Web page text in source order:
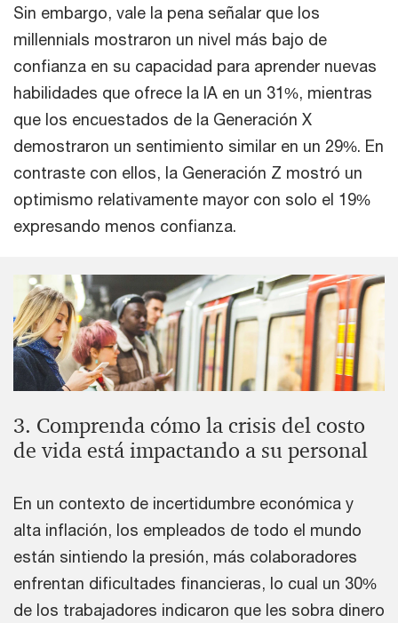
Sin embargo, vale la pena señalar que los
millennials mostraron un nivel más bajo de
confianza en su capacidad para aprender nuevas
habilidades que ofrece la IA en un 31%, mientras
que los encuestados de la Generación X
demostraron un sentimiento similar en un 29%. En
contraste con ellos, la Generación Z mostró un
optimismo relativamente mayor con solo el 19%
expresando menos confianza.
3. Comprenda cómo la crisis del costo
de vida está impactando a su personal
En un contexto de incertidumbre económica y
alta inflación, los empleados de todo el mundo
están sintiendo la presión, más colaboradores
enfrentan dificultades financieras, lo cual un 30%
de los trabajadores indicaron que les sobra dinero